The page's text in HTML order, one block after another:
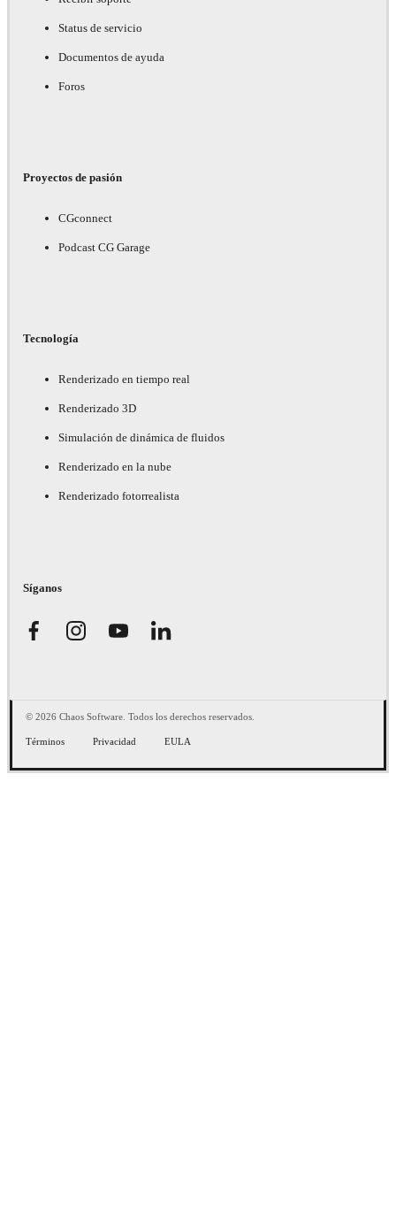
Status de servicio
Documentos de ayuda
Foros
Proyectos de pasión
CGconnect
Podcast CG Garage
Tecnología
Renderizado en tiempo real
Renderizado 3D
Simulación de dinámica de fluidos
Renderizado en la nube
Renderizado fotorrealista
Síganos
© 2026 Chaos Software. Todos los derechos reservados.
Términos Privacidad EULA